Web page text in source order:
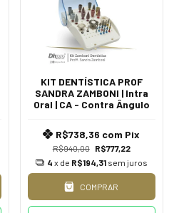
KIT DENTÍSTICA PROF
SANDRA ZAMBONI | Intra
Oral | CA - Contra Ângulo
R$940,00 R$777,22
R$738,36 com Pix
4 x de R$194,31 sem juros
COMPRAR